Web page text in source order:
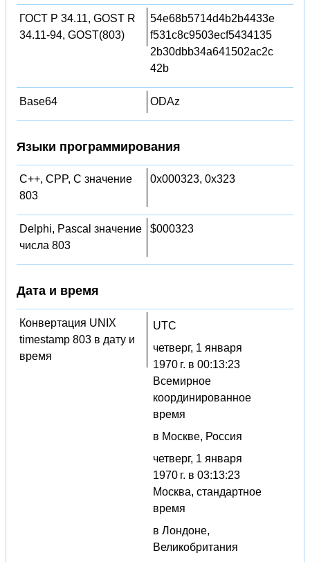
ГОСТ Р 34.11, GOST R
34.11-94, GOST(803)
54e68b5714d4b2b4433e
f531c8c9503ecf5434135
2b30dbb34a641502ac2c
42b
Base64 ODAz
Языки программирования
C++, CPP, C значение
803
0x000323, 0x323
Delphi, Pascal значение
числа 803
$000323
Дата и время
Конвертация UNIX
timestamp 803 в дату и
время
UTC
четверг, 1 января
1970 г. в 00:13:23
Всемирное
координированное
время
в Москве, Россия
четверг, 1 января
1970 г. в 03:13:23
Москва, стандартное
время
в Лондоне,
Великобритания